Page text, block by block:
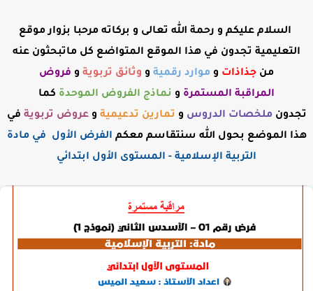
السلام عليكم و رحمة الله تعالى و بركاته مرحبا بزوار موقع
التعليمية تجدون في هذا الموقع المتواضع كل ماتبحثون عنه
من جذاذات و موارد رقمية و وثائق تربوية و فروض
المراقبة المستمرة و نماذج الفروض الموحدة كما
تجدونملخصات الدروس و تمارين تدعيمية وعروض تربوية في
هذا الموضع بحول الله سنتقاسم معكم الفرض الأول في مادة
التربية الإسلامية - المستوى الأول ابتدائي